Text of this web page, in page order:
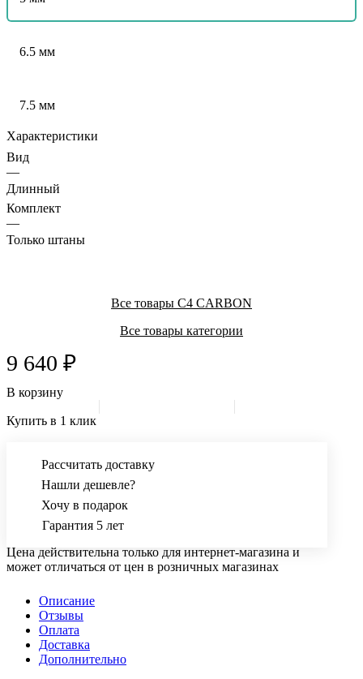
6.5 мм
7.5 мм
Характеристики
Вид
—
Длинный
Комплект
—
Только штаны
Все товары C4 CARBON
Все товары категории
9 640 ₽
В корзину
Купить в 1 клик
Рассчитать доставку
Нашли дешевле?
Хочу в подарок
Гарантия 5 лет
Цена действительна только для интернет-магазина и
может отличаться от цен в розничных магазинах
Описание
Отзывы
Оплата
Доставка
Дополнительно